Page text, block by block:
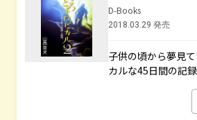
D-Books
2018.03.29 発売
子供の頃から夢見
カルな45日間の記録